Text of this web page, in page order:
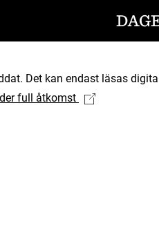
Det kan endast läsas
full åtkomst